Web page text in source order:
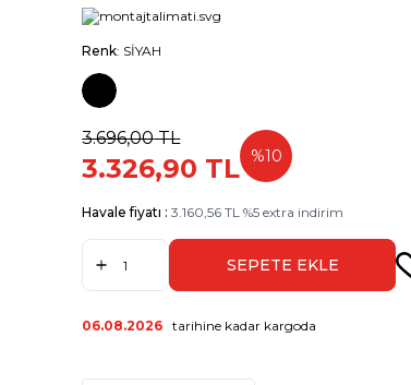
Renk: SİYAH
3.696,00TL
3.326,90 TL %10
Havale fiyatı :3.160,56 TL%5 extra indirim
SEPETE EKLE
06.08.2026 tarihine kadar kargoda